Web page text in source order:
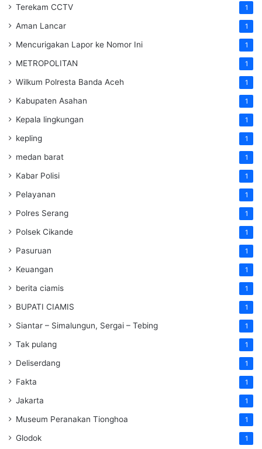
Terekam CCTV 1
Aman Lancar 1
Mencurigakan Lapor ke Nomor Ini 1
METROPOLITAN 1
Wilkum Polresta Banda Aceh 1
Kabupaten Asahan 1
Kepala lingkungan 1
kepling 1
medan barat 1
Kabar Polisi 1
Pelayanan 1
Polres Serang 1
Polsek Cikande 1
Pasuruan 1
Keuangan 1
berita ciamis 1
BUPATI CIAMIS 1
Siantar – Simalungun, Sergai – Tebing 1
Tak pulang 1
Deliserdang 1
Fakta 1
Jakarta 1
Museum Peranakan Tionghoa 1
Glodok 1